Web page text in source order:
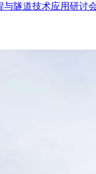
与隧道技术应用研讨